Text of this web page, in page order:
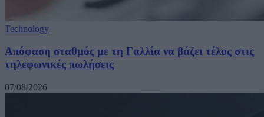
Technology
Απόφαση σταθμός με τη Γαλλία να βάζει τέλος στις
τηλεφωνικές πωλήσεις
07/08/2026